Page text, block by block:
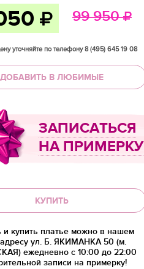
99 950
уточняйте по телефону 8 (495) 645 19 08
ДОБАВИТЬ В ЛЮБИМЫЕ
ЗАПИСАТЬСЯ
НА ПРИМЕРКУ
КУПИТЬ
и купить платье можно в нашем
ул. Б. ЯКИМАНКА 50 (м.
ежедневно с 10:00 до 22:00
записи на примерку!